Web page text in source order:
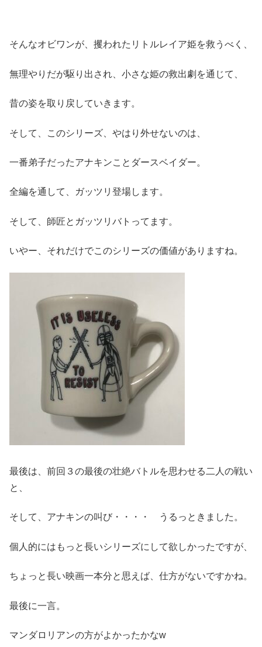
そんなオビワンが、攫われたリトルレイア姫を救うべく、
無理やりだが駆り出され、小さな姫の救出劇を通じて、
昔の姿を取り戻していきます。
そして、このシリーズ、やはり外せないのは、
一番弟子だったアナキンことダースベイダー。
全編を通して、ガッツリ登場します。
そして、師匠とガッツリバトってます。
いやー、それだけでこのシリーズの価値がありますね。
最後は、前回３の最後の壮絶バトルを思わせる二人の戦い
と、
そして、アナキンの叫び・・・・ うるっときました。
個人的にはもっと長いシリーズにして欲しかったですが、
ちょっと長い映画一本分と思えば、仕方がないですかね。
最後に一言。
マンダロリアンの方がよかったかなw